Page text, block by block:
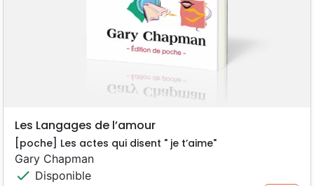
Les Langages de l’amour
[poche] Les actes qui disent " je t’aime"
Gary Chapman
check Disponible